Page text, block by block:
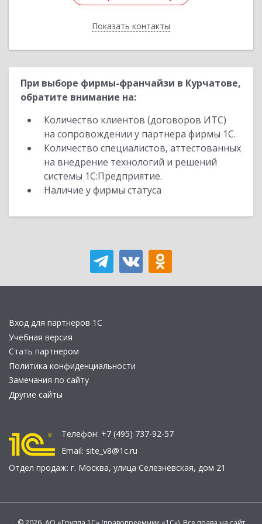
Показать контакты
Назад
При выборе фирмы-франчайзи в Курчатове,
обратите внимание на:
Количество клиентов (договоров ИТС)
на сопровождении у партнера фирмы 1С.
Количество специалистов, аттестованных
на внедрение технологий и решений
системы 1С:Предприятие.
Наличие у фирмы статуса
Вход для партнеров 1С
Учебная версия
Стать партнером
Политика конфиденциальности
Замечания по сайту
Другие сайты
Телефон: +7 (495) 737-92-57
Email: site_v8@1c.ru
Отдел продаж: г. Москва, улица Селезнёвская, дом 21